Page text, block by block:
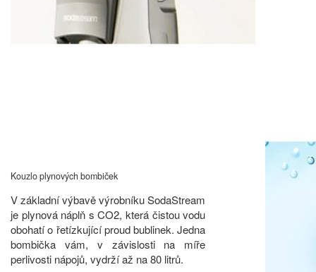
Kouzlo plynových bombiček
V základní výbavě výrobníku SodaStream
je plynová náplň s CO2, která čistou vodu
obohatí o řetízkující proud bublinek. Jedna
bombička vám, v závislosti na míře
perlivosti nápojů, vydrží až na 80 litrů.